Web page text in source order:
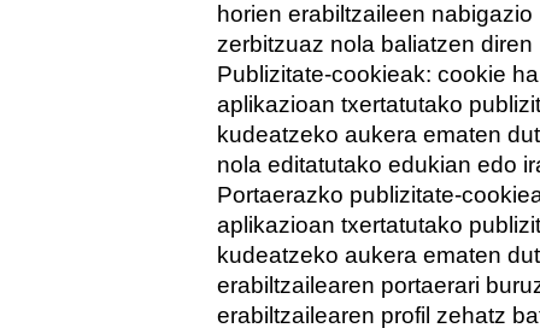
horien erabiltzaileen
zerbitzuaz nola baliatzen
Publizitate-cookieak: cookie
aplikazioan txertatutako
kudeatzeko aukera ematen
nola editatutako edukian edo
Portaerazko publizitate-
aplikazioan txertatutako
kudeatzeko aukera ematen
erabiltzailearen portaerari
erabiltzailearen profil zehatz